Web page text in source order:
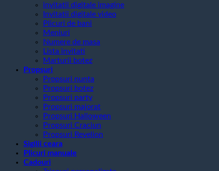
invitatii digitale imagine
Invitatii digitale video
Plicuri de bani
Meniuri
Numere de masa
Lista invitati
Marturii botez
Propsuri
Propsuri nunta
Propsuri botez
Propsuri party
Propsuri majorat
Propsuri Halloween
Propsuri Craciun
Propsuri Revelion
Sigilii ceara
Plicuri manuale
Cadouri